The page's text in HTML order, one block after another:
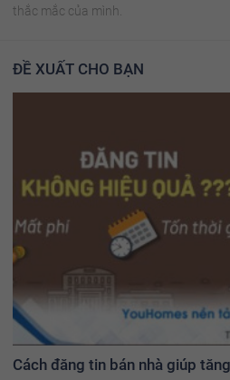
thắc mắc của mình.
ĐỀ XUẤT CHO BẠN
Cách đăng tin bán nhà giúp